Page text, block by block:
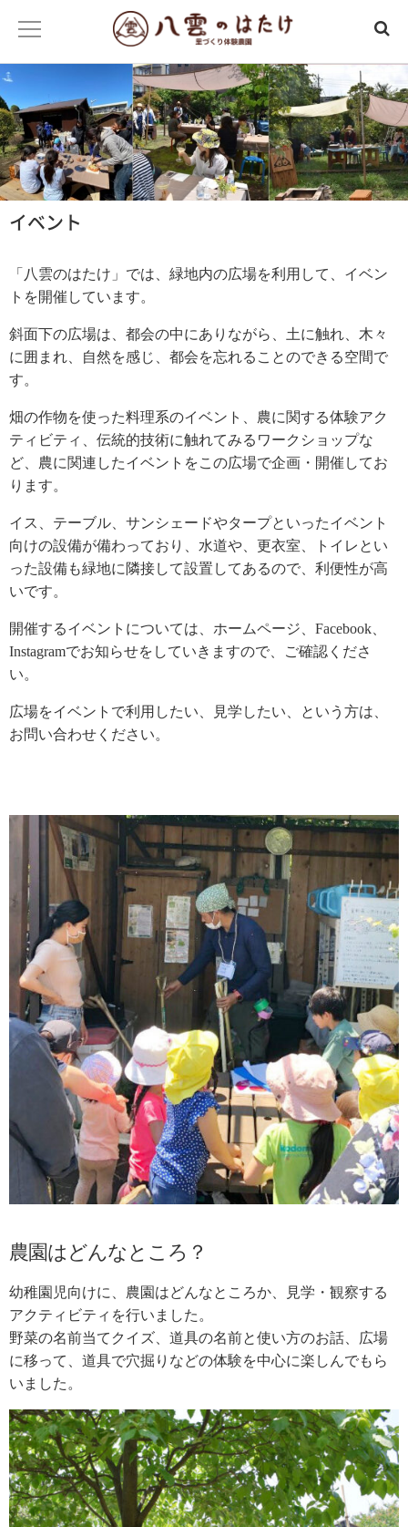
イベント
「八雲のはたけ」では、緑地内の広場を利用して、イベン
トを開催しています。
斜面下の広場は、都会の中にありながら、土に触れ、木々
に囲まれ、自然を感じ、都会を忘れることのできる空間で
す。
畑の作物を使った料理系のイベント、農に関する体験アク
ティビティ、伝統的技術に触れてみるワークショップな
ど、農に関連したイベントをこの広場で企画・開催してお
ります。
イス、テーブル、サンシェードやタープといったイベント
向けの設備が備わっており、水道や、更衣室、トイレとい
った設備も緑地に隣接して設置してあるので、利便性が高
いです。
開催するイベントについては、ホームページ、Facebook、
Instagramでお知らせをしていきますので、ご確認くださ
い。
広場をイベントで利用したい、見学したい、という方は、
お問い合わせください。
農園はどんなところ？
幼稚園児向けに、農園はどんなところか、見学・観察する
アクティビティを行いました。
野菜の名前当てクイズ、道具の名前と使い方のお話、広場
に移って、道具で穴掘りなどの体験を中心に楽しんでもら
いました。